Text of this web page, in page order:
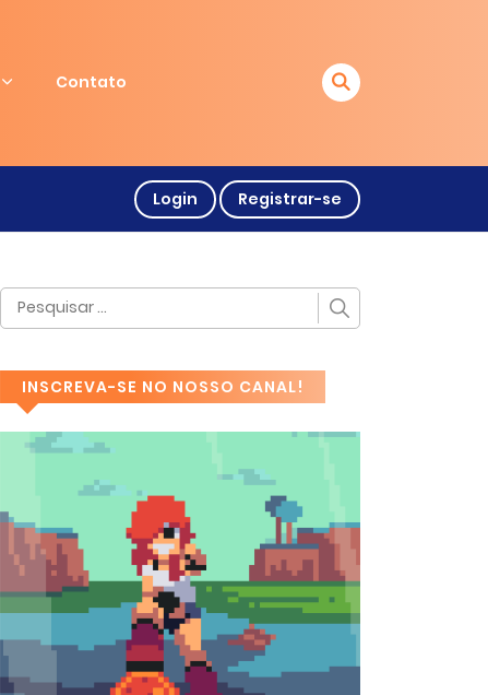
Contato
Login Registrar-se
INSCREVA-SE NO NOSSO CANAL!